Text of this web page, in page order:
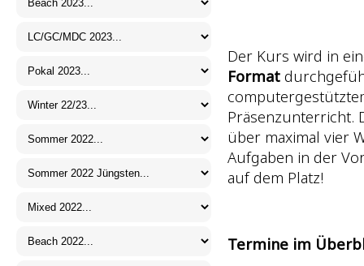
Der Kurs wird in
Format
Präsenzunterricht.
über maximal vier
Aufgaben in der
auf dem Platz!
Termine im